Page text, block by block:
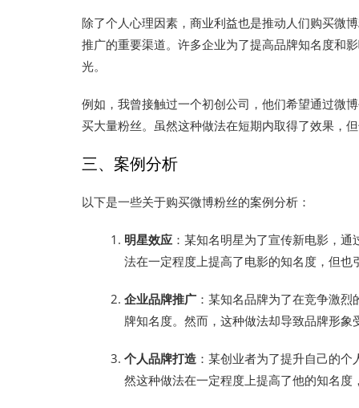
除了个人心理因素，商业利益也是推动人们购买微
推广的重要渠道。许多企业为了提高品牌知名度和
光。
例如，我曾接触过一个初创公司，他们希望通过微
买大量粉丝。虽然这种做法在短期内取得了效果，
三、案例分析
以下是一些关于购买微博粉丝的案例分析：
明星效应 ：某知名明星为了宣传新电影，
法在一定程度上提高了电影的知名度，但也
企业品牌推广 ：某知名品牌为了在竞争激
牌知名度。然而，这种做法却导致品牌形象
个人品牌打造 ：某创业者为了提升自己的
然这种做法在一定程度上提高了他的知名度